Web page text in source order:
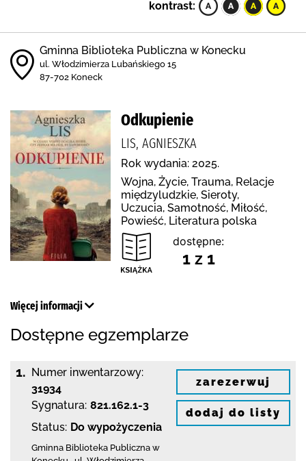
kontrast:
Gminna Biblioteka Publiczna w Konecku
ul. Włodzimierza Lubańskiego 15
87-702 Koneck
Odkupienie
LIS, AGNIESZKA
Rok wydania: 2025.
Wojna, Życie, Trauma, Relacje
międzyludzkie, Sieroty,
Uczucia, Samotność, Miłość,
Powieść, Literatura polska
dostępne:
1 z 1
Więcej informacji
Dostępne egzemplarze
1. Numer inwentarzowy:
31934
Sygnatura: 821.162.1-3
Status: Do wypożyczenia
Gminna Biblioteka Publiczna w
zarezerwuj
dodaj do listy